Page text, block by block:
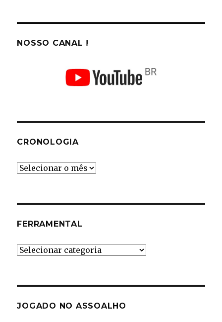
NOSSO CANAL !
CRONOLOGIA
Cronologia
FERRAMENTAL
Ferramental
JOGADO NO ASSOALHO